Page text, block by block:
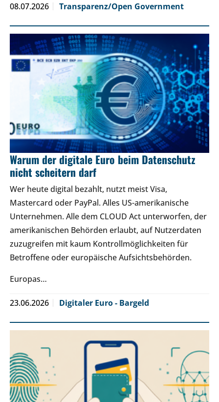
08.07.2026 Transparenz/Open Government
Warum der digitale Euro beim Datenschutz
nicht scheitern darf
Wer heute digital bezahlt, nutzt meist Visa,
Mastercard oder PayPal. Alles US-amerikanische
Unternehmen. Alle dem CLOUD Act unterworfen, der
amerikanischen Behörden erlaubt, auf Nutzerdaten
zuzugreifen mit kaum Kontrollmöglichkeiten für
Betroffene oder europäische Aufsichtsbehörden.
Europas…
23.06.2026 Digitaler Euro - Bargeld